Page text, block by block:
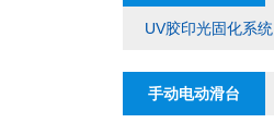
UV胶印光固化系统
手动电动滑台